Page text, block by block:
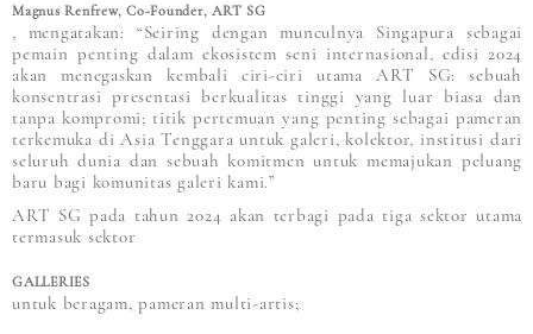
Magnus Renfrew, Co-Founder, ART SG
, mengatakan: “Seiring dengan munculnya Singapura sebagai
pemain penting dalam ekosistem seni internasional, edisi 2024
akan menegaskan kembali ciri-ciri utama ART SG: sebuah
konsentrasi presentasi berkualitas tinggi yang luar biasa dan
tanpa kompromi; titik pertemuan yang penting sebagai pameran
terkemuka di Asia Tenggara untuk galeri, kolektor, institusi dari
seluruh dunia dan sebuah komitmen untuk memajukan peluang
baru bagi komunitas galeri kami.”
ART SG pada tahun 2024 akan terbagi pada tiga sektor utama
termasuk sektor
GALLERIES
untuk beragam, pameran multi-artis;